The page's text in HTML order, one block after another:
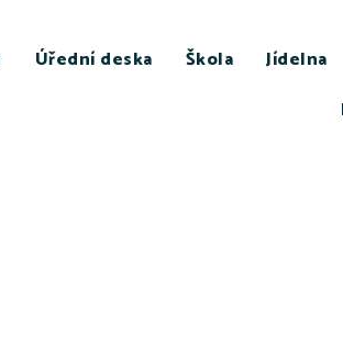
Úřední deska Škola Jídelna